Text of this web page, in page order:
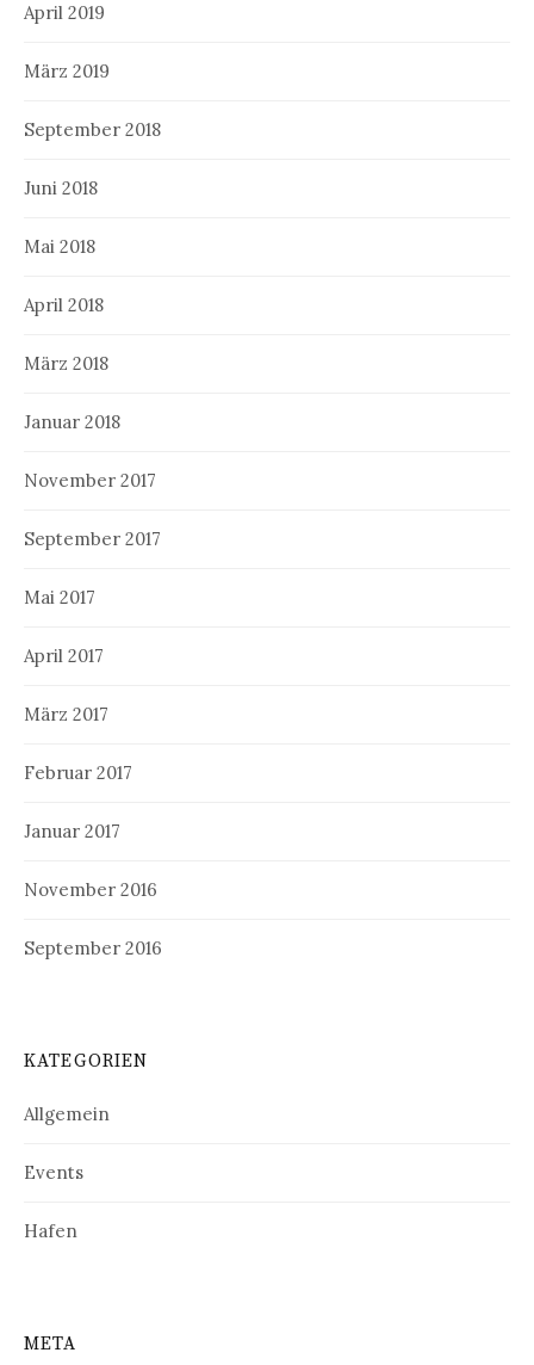
April 2019
März 2019
September 2018
Juni 2018
Mai 2018
April 2018
März 2018
Januar 2018
November 2017
September 2017
Mai 2017
April 2017
März 2017
Februar 2017
Januar 2017
November 2016
September 2016
KATEGORIEN
Allgemein
Events
Hafen
META